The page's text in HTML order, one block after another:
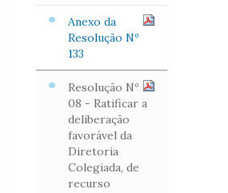
Anexo da
Resolução Nº
133
Resolução Nº
08 - Ratificar a
deliberação
favorável da
Diretoria
Colegiada, de
recurso